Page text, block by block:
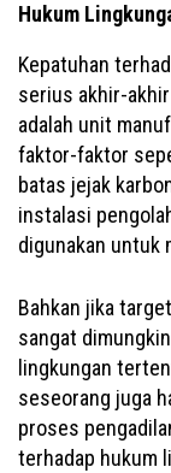
Hukum
Kepatuhan
serius akhir-
adalah unit
faktor-faktor
batas jejak
instalasi
digunakan untuk
Bahkan jika
sangat
lingkungan
seseorang juga
proses
terhadap hukum